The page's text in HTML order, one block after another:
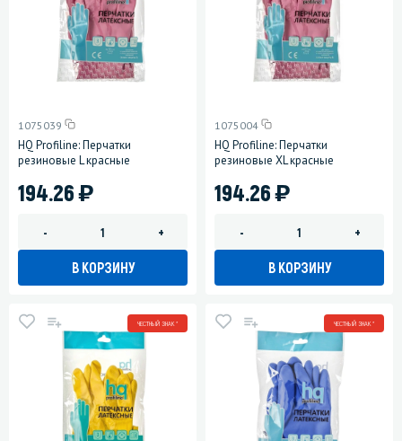
1075039
HQ Profiline: Перчатки
резиновые L красные
194.26)
- +
В КОРЗИНУ
1075004
HQ Profiline: Перчатки
резиновые XL красные
194.26)
- +
В КОРЗИНУ
ЧЕСТНЫЙ ЗНАК * ЧЕСТНЫЙ ЗНАК *